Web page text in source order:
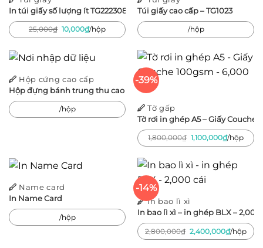
In túi giấy số lượng ít TG222308
25,000₫ Giá
gốc
10,000₫Giá
hiện
10,000₫.
/hộp
Túi giấy cao cấp – TG1023
/hộp
Hộp cứng cao cấp
Hộp đựng bánh trung thu cao cấp – Kim Quy Dạo Nguyệt
/hộp
-39%
Tờ gấp
Tờ rơi in ghép A5 – Giấy Couche
1,800,000₫ Giá
gốc
1,100,000₫Giá
hiện
/hộp
Name card
In Name Card
/hộp
-14%
In bao lì xì
In bao lì xì – in ghép BLX – 2,000
2,800,000₫ Giá
gốc
2,400,000₫Giá
hiện
/hộp